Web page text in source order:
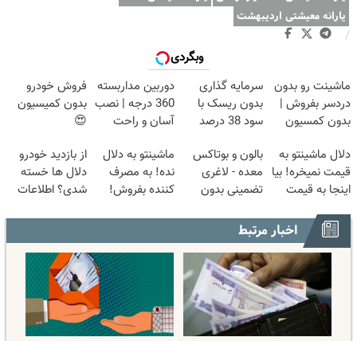
یارانه معیشتی اردیبهشت
/
وبگردی
ماشینت رو بدون
دردسر بفروش |
بدون کمسیون
سرمایه گذاری
بدون ریسک با
سود 38 درصد
دوربین مداربسته
360 درجه | نصب
آسان و راحت
فروش خودرو
بدون کمیسیون
😍
دلال ماشینتو به
قیمت نمیخره! بیا
اینجا به قیمت
خریدار واقعی*
بالون و بوتاکس
معده - لاغری
تضمینی بدون
ماشینتو به دلال
نده! به مصرف
کننده بفروش!
از بازدید خودرو
دلال ها خسته
شدی؟ اطلاعات
اخبار مرتبط